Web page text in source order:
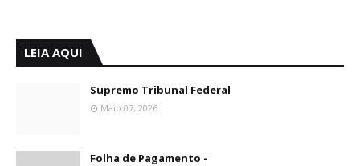
LEIA AQUI
Supremo Tribunal Federal
Maio 07, 2026
Folha de Pagamento -